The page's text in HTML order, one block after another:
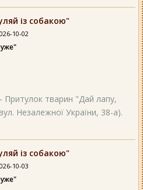
із собакою"
10-02
Притулок тварин "Дай лапу,
Незалежної України, 38-а).
із собакою"
10-03